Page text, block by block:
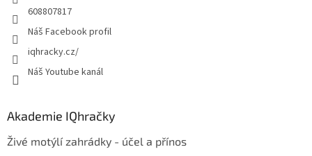
608807817
Náš Facebook profil
iqhracky.cz/
Náš Youtube kanál
Akademie IQhračky
Živé motýlí zahrádky - účel a přínos